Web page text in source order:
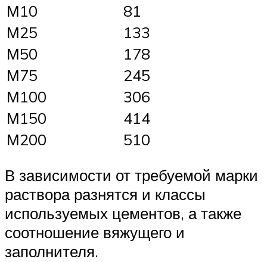
М10
81
М25
133
М50
178
М75
245
М100
306
М150
414
М200
510
В зависимости от требуемой марки
раствора разнятся и классы
используемых цементов, а также
соотношение вяжущего и
заполнителя.